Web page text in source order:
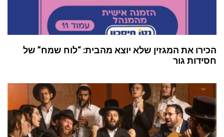
הכירו את המגזין שלא יוצא מהבית: “לוח שמח” של
חסידות גור